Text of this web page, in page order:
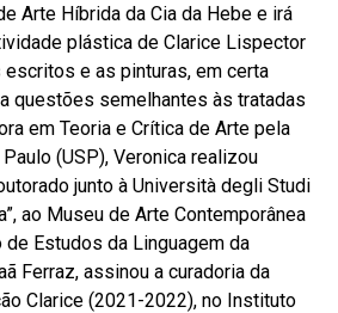
Arte Híbrida da Cia da Hebe e irá
plástica de Clarice Lispector
e as pinturas, em certa
questões semelhantes às tratadas
em Teoria e Crítica de Arte pela
(USP), Veronica realizou
junto à Università degli Studi
ao Museu de Arte Contemporânea
Estudos da Linguagem da
Ferraz, assinou a curadoria da
Clarice (2021-2022), no Instituto